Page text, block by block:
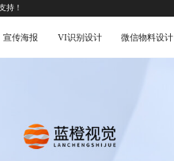
持！
宣传海报 VI识别设计 微信物料设计